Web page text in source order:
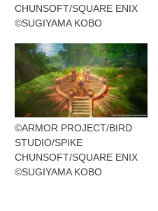
CHUNSOFT/SQUARE ENIX
©SUGIYAMA KOBO
©ARMOR PROJECT/BIRD
STUDIO/SPIKE
CHUNSOFT/SQUARE ENIX
©SUGIYAMA KOBO